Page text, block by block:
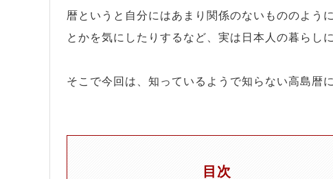
暦というと自分にはあまり関係のないもののよう
とかを気にしたりするなど、実は日本人の暮らし
そこで今回は、知っているようで知らない高島暦
目次